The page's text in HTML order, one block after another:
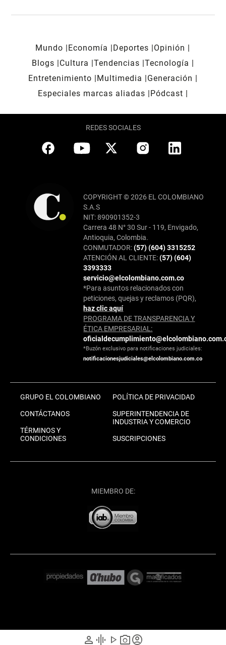
person graphic_eq play_arrow photo_cameraaccount_circle
Mundo Economía Deportes
Opinión
Blogs
Cultura Tendencias Tecnología
Entretenimiento
Multimedia
Generación
Especiales marcas aliadas
Pódcast
REDES SOCIALES
COPYRIGHT © 2026 EL COLOMBIANO
S.A.S
NIT: 890901352-3
Carrera 48 N° 30 Sur - 119, Envigado,
Antioquia, Colombia.
CONMUTADOR:(57) (604) 3315252
ATENCIÓN AL CLIENTE:(57) (604)
3393333
servicio@elcolombiano.com.co
*Para asuntos relacionados con
peticiones, quejas y reclamos (PQR),
haz clic aquí
PROGRAMA DE TRANSPARENCIA Y
ÉTICA EMPRESARIAL:
*Buzón exclusivo para notificaciones judiciales:
notificacionesjudiciales@elcolombiano.com.co
GRUPO EL COLOMBIANO
CONTÁCTANOS
TÉRMINOS Y
CONDICIONES
POLÍTICA DE PRIVACIDAD
SUPERINTENDENCIA DE
INDUSTRIA Y COMERCIO
SUSCRIPCIONES
MIEMBRO DE: